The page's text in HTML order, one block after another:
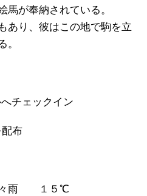
馬が奉納されている。
あり、彼はこの地で駒を立
。
チェックイン
布
々雨 １５℃